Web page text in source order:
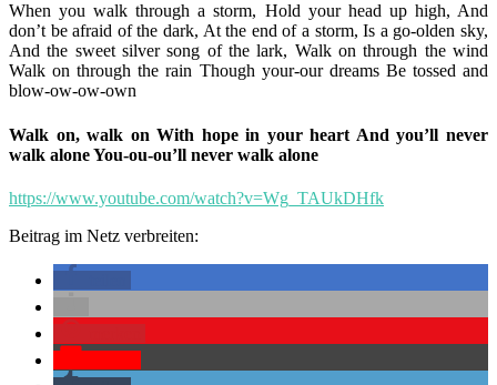
When you walk through a storm, Hold your head up high, And
don’t be afraid of the dark, At the end of a storm, Is a go-olden sky,
And the sweet silver song of the lark, Walk on through the wind
Walk on through the rain Though your-our dreams Be tossed and
blow-ow-ow-own
Walk on, walk on With hope in your heart And you’ll never
walk alone You-ou-ou’ll never walk alone
https://www.youtube.com/watch?v=Wg_TAUkDHfk
Beitrag im Netz verbreiten: